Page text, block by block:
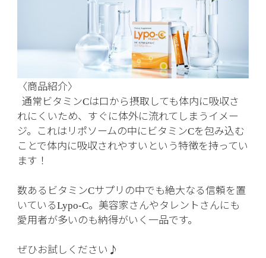
〈商品紹介〉
通常ビタミンCは口から摂取しても体内に吸収さ
れにくいため、すぐに体外に流れてしまうイメー
ジ。これはリポソームの中にビタミンCを包み込む
ことで体内に吸収されやすいという特徴を持ってい
ます！
数あるビタミンCサプリの中でも絶大なる信頼を置
いているLypo-C。美容家さんやタレントさんにも
愛用者が多いのも納得がいく一品です。
ぜひお試しください♪